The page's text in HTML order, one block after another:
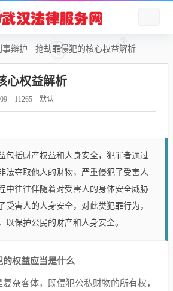
事辩护 抢劫罪侵犯的核心权益解析
心权益解析
11265 默认
包括财产权益和人身安全，犯罪者通过
法夺取他人的财物，严重侵犯了受害人
中往往伴随着对受害人的身体安全威胁
受害人的人身安全，对此类犯罪行为，
以保护公民的财产和人身安全。
权益应当是什么
杂客体，既侵犯公私财物的所有权，